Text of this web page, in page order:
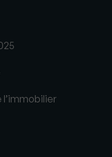
l’immobilier